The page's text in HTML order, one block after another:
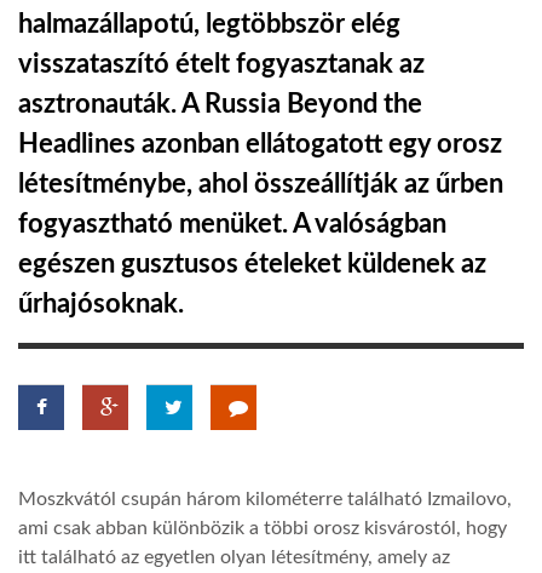
HÍR3D
TROPICALMAGAZIN
GLOBOTV
AFRIKA TUDÁSTÁR
A NAP SZÉPE
LINKTR.EE
halmazállapotú, legtöbbször elég
visszataszító ételt fogyasztanak az
asztronauták. A Russia Beyond the
Headlines azonban ellátogatott egy orosz
létesítménybe, ahol összeállítják az űrben
fogyasztható menüket. A valóságban
egészen gusztusos ételeket küldenek az
űrhajósoknak.
Moszkvától csupán három kilométerre található Izmailovo,
ami csak abban különbözik a többi orosz kisvárostól, hogy
itt található az egyetlen olyan létesítmény, amely az